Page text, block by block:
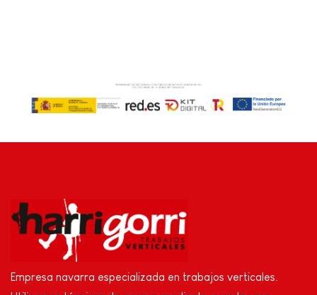
Empresa navarra especializada en trabajos verticales.